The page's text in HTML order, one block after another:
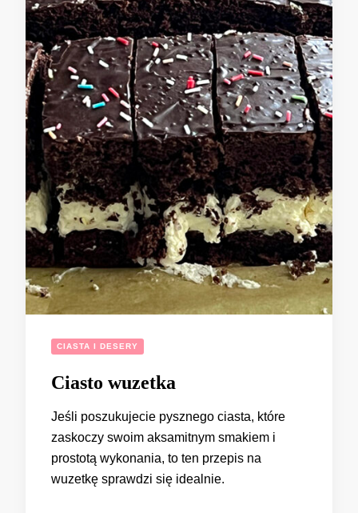
CIASTA I DESERY
Ciasto wuzetka
Jeśli poszukujecie pysznego ciasta, które
zaskoczy swoim aksamitnym smakiem i
prostotą wykonania, to ten przepis na
wuzetkę sprawdzi się idealnie.